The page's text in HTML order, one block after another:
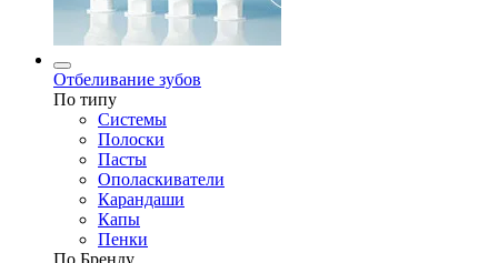
Отбеливание зубов
По типу
Системы
Полоски
Пасты
Ополаскиватели
Карандаши
Капы
Пенки